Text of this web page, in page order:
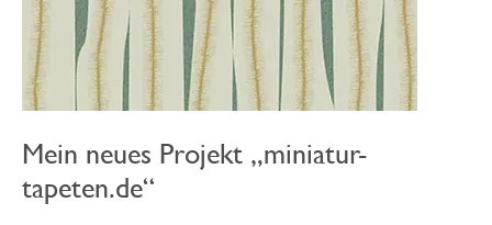
Mein neues Projekt „miniatur-
tapeten.de“